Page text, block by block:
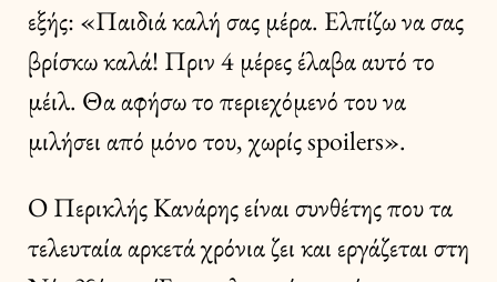
εξής: «Παιδιά καλή σας μέρα. Ελπίζω να σας
βρίσκω καλά! Πριν 4 μέρες έλαβα αυτό το
μέιλ. Θα αφήσω το περιεχόμενό του να
μιλήσει από μόνο του, χωρίς spoilers».
Ο Περικλής Κανάρης είναι συνθέτης που τα
τελευταία αρκετά χρόνια ζει και εργάζεται στη